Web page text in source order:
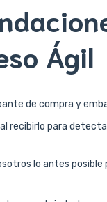
Ágil
de compra y
recibirlo para
lo antes posible